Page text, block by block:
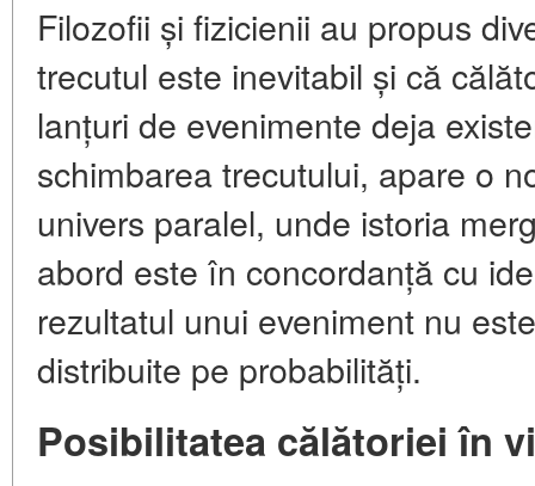
Filozofii și fizicienii au propus
trecutul este inevitabil și că
lanțuri de evenimente deja
schimbarea trecutului, apare o
univers paralel, unde istoria
abord este în concordanță cu
rezultatul unui eveniment nu
distribuite pe probabilități.
Posibilitatea călătoriei în